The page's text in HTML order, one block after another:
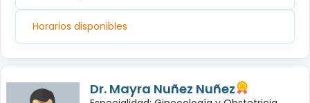
Horarios disponibles
Dr. Mayra Nuñez Nuñez